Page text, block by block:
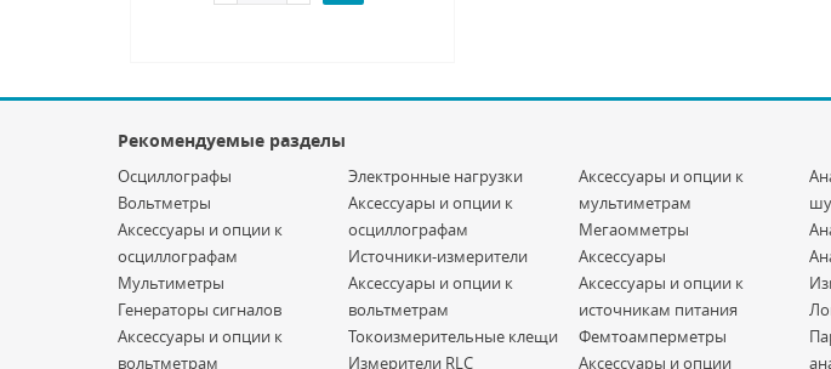
Рекомендуемые разделы
Осциллографы
Вольтметры
Аксессуары и опции к
осциллографам
Мультиметры
Генераторы сигналов
Аксессуары и опции к
вольтметрам
Электронные нагрузки
Аксессуары и опции к
осциллографам
Источники-измерители
Аксессуары и опции к
вольтметрам
Токоизмерительные клещи
Измерители RLC
Аксессуары и опции к
мультиметрам
Мегаомметры
Аксессуары
Аксессуары и опции к
источникам питания
Фемтоамперметры
Аксессуары и опции